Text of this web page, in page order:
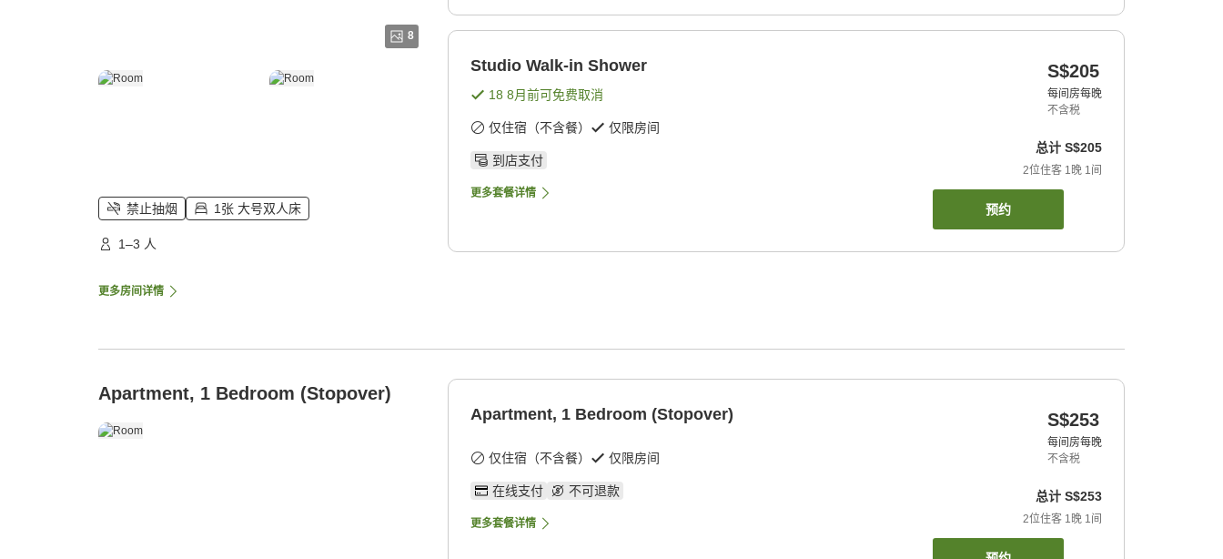
8
禁止抽烟 1张 大号双人床
1–3 人
更多房间详情
Studio Walk-in Shower
18 8月前可免费取消
仅住宿（不含餐） 仅限房间
到店支付
更多套餐详情
S$205
每间房每晚
不含税
总计 S$205
2位住客 1晚 1间
预约
Apartment, 1 Bedroom (Stopover)
Apartment, 1 Bedroom (Stopover)
仅住宿（不含餐） 仅限房间
在线支付 不可退款
更多套餐详情
S$253
每间房每晚
不含税
总计 S$253
2位住客 1晚 1间